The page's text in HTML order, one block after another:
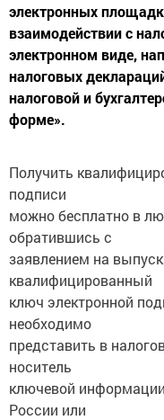
электронных
взаимодействии с
электронном виде,
налоговых
налоговой и
форме».
Получить
подписи
можно бесплатно в
обратившись с
заявлением на
квалифицированный
ключ электронной
необходимо
представить в
носитель
ключевой
России или